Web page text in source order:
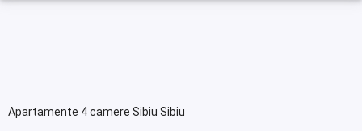
Apartamente 4 camere Sibiu Sibiu